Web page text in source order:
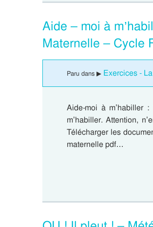
Aide – moi à
Maternelle – Cycle
Paru dans ▶ Exercices -
Aide-moi à m’habiller
m’habiller. Attention,
Télécharger les
maternelle pdf…